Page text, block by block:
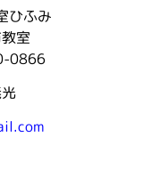
ひふみ
室
0866